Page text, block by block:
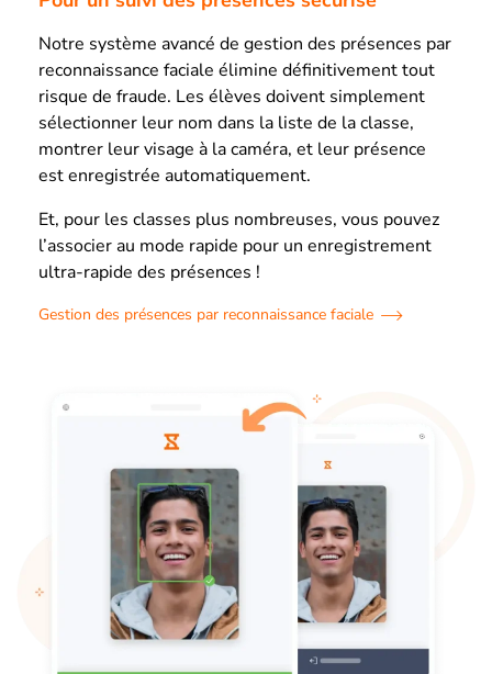
Notre système avancé de gestion des présences par
reconnaissance faciale élimine définitivement tout
risque de fraude. Les élèves doivent simplement
sélectionner leur nom dans la liste de la classe,
montrer leur visage à la caméra, et leur présence
est enregistrée automatiquement.
Et, pour les classes plus nombreuses, vous pouvez
l’associer au mode rapide pour un enregistrement
ultra-rapide des présences !
Gestion des présences par reconnaissance faciale